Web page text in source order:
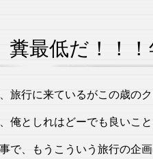
糞最低だ！！！
旅行に来ているがこの歳の
俺としれはどーでも良いこ
で、もうこういう旅行の企